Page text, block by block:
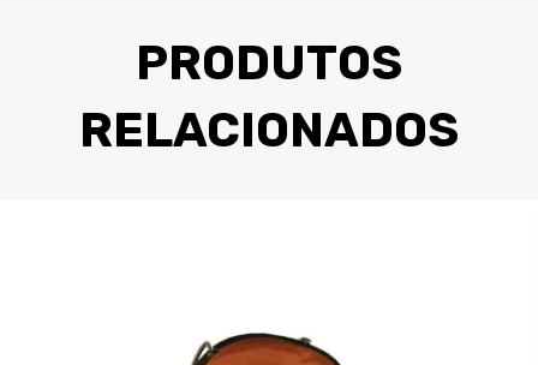
PRODUTOS
RELACIONADOS